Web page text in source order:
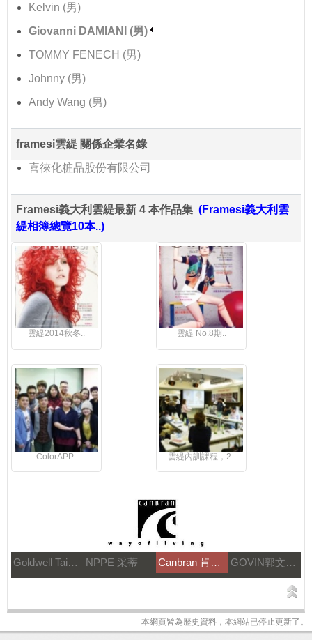
Kelvin (男)
Giovanni DAMIANI (男)
TOMMY FENECH (男)
Johnny (男)
Andy Wang (男)
framesi雲緹 關係企業名錄
喜徠化粧品股份有限公司
Framesi義大利雲緹最新 4 本作品集 (Framesi義大利雲
緹相簿總覽10本..)
雲緹2014秋冬.. 雲緹 No.8期..
ColorAPP.. 雲緹內訓課程，2..
Goldwell Taiwan NPPE 采蒂 Canbran 肯邦國際 GOVIN郭文髮藝
本網頁皆為歷史資料，本網站已停止更新了。